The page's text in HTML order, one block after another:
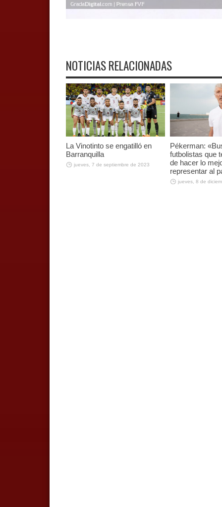
NOTICIAS RELACIONADAS
La Vinotinto se engatilló en
Barranquilla
jueves, 7 de septiembre de 2023
Pékerman:
futbolistas que
de hacer lo
representar al
jueves, 8 de